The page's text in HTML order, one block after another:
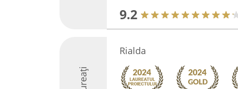
9.2
Rialda